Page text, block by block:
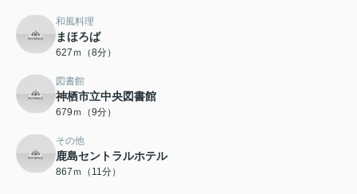
和風料理
まほろば
627ｍ（8分）
図書館
神栖市立中央図書館
679ｍ（9分）
その他
鹿島セントラルホテル
867ｍ（11分）